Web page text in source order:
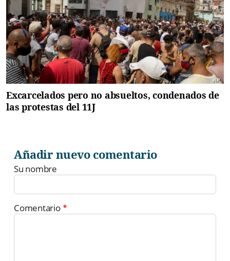
Excarcelados pero no absueltos, condenados de
las protestas del 11J
Añadir nuevo comentario
Su nombre
Comentario